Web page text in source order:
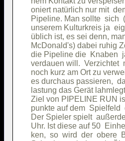
oniert natürlich nur mit
Pipeline. Man sollte  sich
unserem Kulturkreis ja
üblich ist, es sei denn,
McDonald's) dabei ruhig
die Pipeline die  Knaben
verdauen will.  Verzichtet
noch kurz am Ort zu
es durchaus passieren,
lastung das Gerät
Ziel von PIPELINE RUN
punkte auf dem  Spielfeld
Der Spieler spielt
Uhr. Ist diese auf 50
ken,  so  wird  der  obere